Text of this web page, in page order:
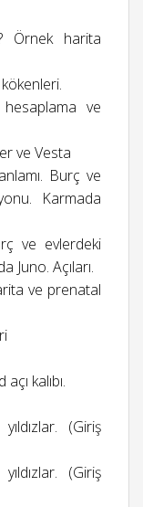
Örnek harita
ve
ve Vesta
Burç ve
Karmada
ve evlerdeki
Juno. Açıları.
ve prenatal
kalıbı.
(Giriş
(Giriş